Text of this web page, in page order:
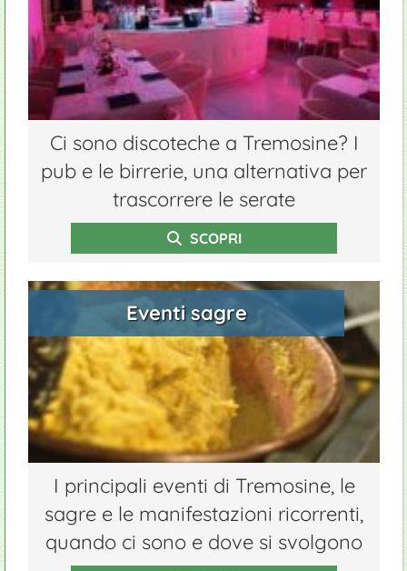
Ci sono discoteche a Tremosine? I
pub e le birrerie, una alternativa per
trascorrere le serate
SCOPRI
Eventi sagre
I principali eventi di Tremosine, le
sagre e le manifestazioni ricorrenti,
quando ci sono e dove si svolgono